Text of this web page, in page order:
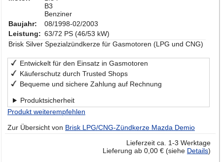
B3
Benziner
Baujahr:
08/1998-02/2003
Leistung: 63/72 PS (46/53 kW)
Brisk Silver Spezialzündkerze für Gasmotoren (LPG und CNG)
Entwickelt für den Einsatz in Gasmotoren
Käuferschutz durch Trusted Shops
Bequeme und sichere Zahlung auf Rechnung
Produktsicherheit
Produkt weiterempfehlen
Zur Übersicht von Brisk LPG/CNG-Zündkerze Mazda Demio
Lieferzeit ca. 1-3 Werktage
Lieferung ab 0,00 € (siehe Details)